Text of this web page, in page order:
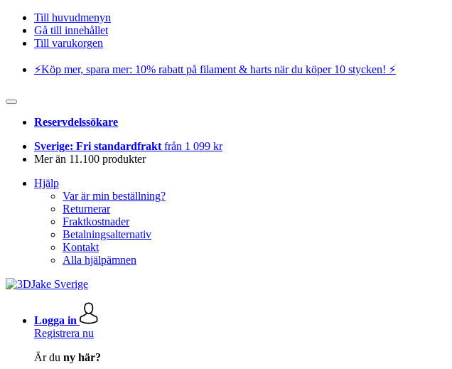
Till huvudmenyn
Gå till innehållet
Till varukorgen
⚡️Köp mer, spara mer: 10% rabatt på filament & harts när du köper 10 stycken! ⚡️
Reservdelssökare
Sverige: Fri standardfrakt från 1 099 kr
Mer än 11.100 produkter
Hjälp
Var är min beställning?
Returnerar
Fraktkostnader
Betalningsalternativ
Kontakt
Alla hjälpämnen
Logga in
Registrera nu
Är du ny här?